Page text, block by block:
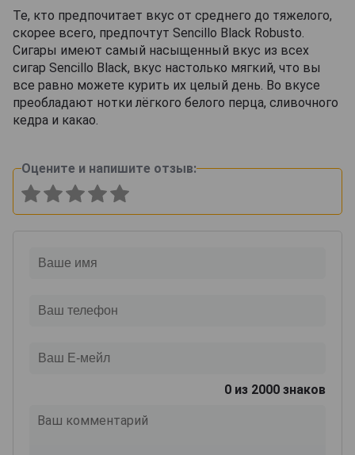
Те, кто предпочитает вкус от среднего до тяжелого,
скорее всего, предпочтут Sencillo Black Robusto.
Сигары имеют самый насыщенный вкус из всех
сигар Sencillo Black, вкус настолько мягкий, что вы
все равно можете курить их целый день. Во вкусе
преобладают нотки лёгкого белого перца, сливочного
кедра и какао.
Оцените и напишите отзыв:
0 из 2000 знаков